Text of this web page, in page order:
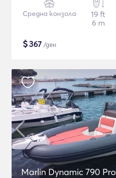
Средна конзола
19 ft
6 m
$367 /ден
Marlin Dynamic 790 Pro